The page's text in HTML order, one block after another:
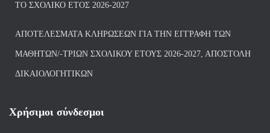
ΤΟ ΣΧΟΛΙΚΌ ΈΤΟΣ 2026-2027
ΑΠΟΤΕΛΈΣΜΑΤΑ ΚΛΗΡΏΣΕΩΝ ΓΙΑ ΤΗΝ ΕΓΓΡΑΦΉ ΤΩΝ
ΜΑΘΗΤΏΝ/-ΤΡΙΏΝ ΣΧΟΛΙΚΟΎ ΈΤΟΥΣ 2026-2027, ΑΠΟΣΤΟΛΉ
ΔΙΚΑΙΟΛΟΓΗΤΙΚΏΝ
Χρήσιμοι σύνδεσμοι